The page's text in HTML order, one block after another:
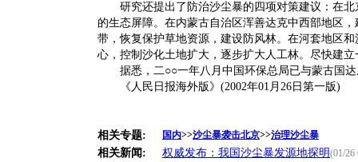
研究还提出了防治沙尘暴的四项对策建议：在北
的生态屏障。在内蒙古自治区浑善达克中西部地区
带，恢复保护草地资源，建设防风林。在河套地区
心，控制沙化土地扩大，逐步扩大人工林。尽快建
据悉，二○○一年八月中国环保总局已与蒙古国达
《人民日报海外版》(2002年01月26日第一版)
相关专题: 国内>>沙尘暴袭击北京>>治理沙尘暴
相关新闻: 权威发布：我国沙尘暴发源地探明(01/26